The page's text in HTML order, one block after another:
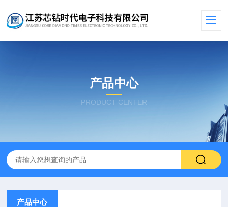
产品中心
PRODUCT CENTER
产品中心